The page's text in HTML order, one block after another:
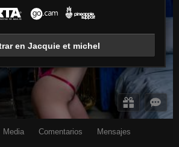
Media Comentarios Mensajes
en Jacquie et michel